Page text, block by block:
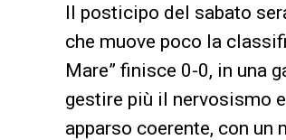
Il posticipo del sabato
che muove poco la
Mare” finisce 0-0, in una
gestire più il nervosismo
apparso coerente, con